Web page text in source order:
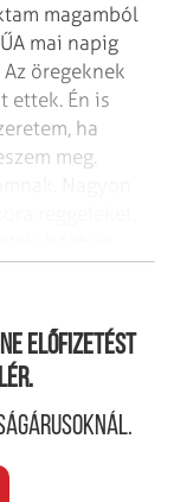
magamból
mai napig
öregeknek
ettek. Én is
ha
meg.
a nap.
előfizetést